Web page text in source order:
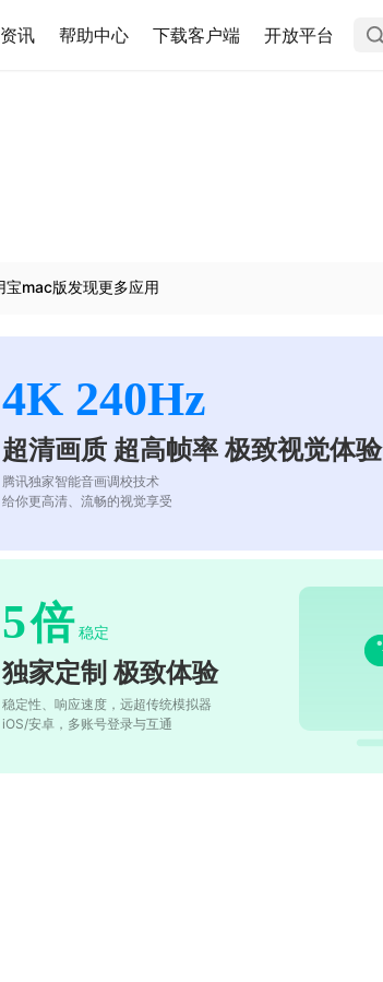
资讯 帮助中心 下载客户端 开放平台
宝mac版发现更多应用
4K 240Hz
超清画质 超高帧率 极致视觉体验
腾讯独家智能音画调校技术
给你更高清、流畅的视觉享受
5倍 稳定
独家定制 极致体验
稳定性、响应速度，远超传统模拟器
iOS/安卓，多账号登录与互通